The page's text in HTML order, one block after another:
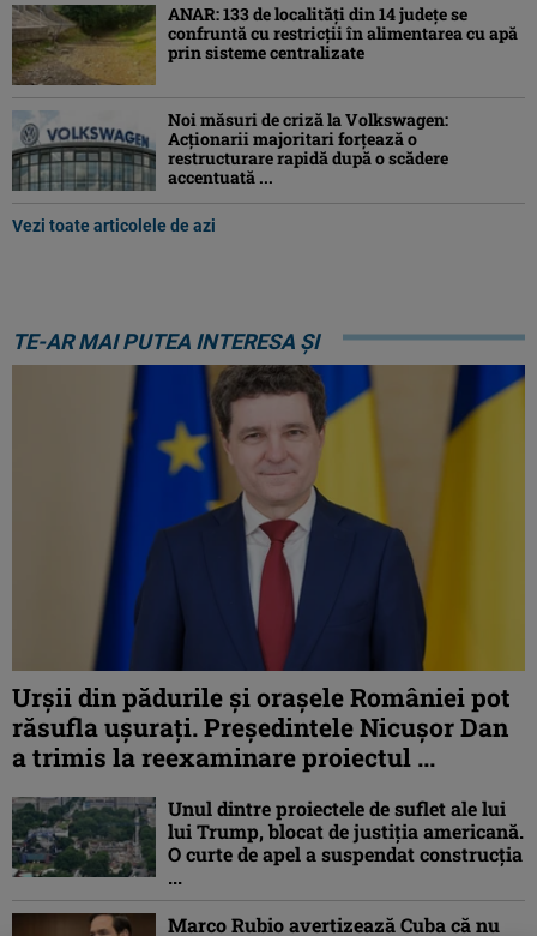
ANAR: 133 de localități din 14 județe se
confruntă cu restricții în alimentarea cu apă
prin sisteme centralizate
Noi măsuri de criză la Volkswagen:
Acționarii majoritari forțează o
restructurare rapidă după o scădere
accentuată ...
Vezi toate articolele de azi
TE-AR MAI PUTEA INTERESA ȘI
Urșii din pădurile și orașele României pot
răsufla ușurați. Președintele Nicușor Dan
a trimis la reexaminare proiectul ...
Unul dintre proiectele de suflet ale lui
lui Trump, blocat de justiția americană.
O curte de apel a suspendat construcția
...
Marco Rubio avertizează Cuba că nu